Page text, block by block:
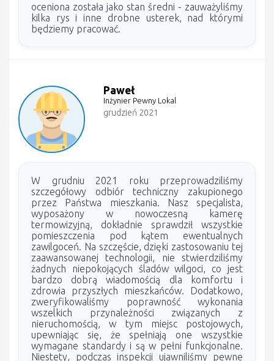
oceniona została jako stan średni - zauważyliśmy
kilka rys i inne drobne usterek, nad którymi
będziemy pracować.
Paweł
Inżynier Pewny Lokal
grudzień 2021
W grudniu 2021 roku przeprowadziliśmy
szczegółowy odbiór techniczny zakupionego
przez Państwa mieszkania. Nasz specjalista,
wyposażony w nowoczesną kamerę
termowizyjną, dokładnie sprawdził wszystkie
pomieszczenia pod kątem ewentualnych
zawilgoceń. Na szczęście, dzięki zastosowaniu tej
zaawansowanej technologii, nie stwierdziliśmy
żadnych niepokojących śladów wilgoci, co jest
bardzo dobrą wiadomością dla komfortu i
zdrowia przyszłych mieszkańców. Dodatkowo,
zweryfikowaliśmy poprawność wykonania
wszelkich przynależności związanych z
nieruchomością, w tym miejsc postojowych,
upewniając się, że spełniają one wszystkie
wymagane standardy i są w pełni funkcjonalne.
Niestety, podczas inspekcji ujawniliśmy pewne